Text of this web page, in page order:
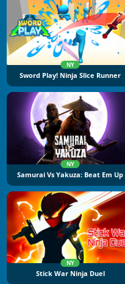
NY
Sword Play! Ninja Slice Runner
NY
Samurai Vs Yakuza: Beat Em Up
NY
Stick War Ninja Duel